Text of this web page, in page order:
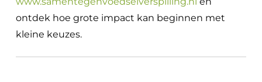
ontdek hoe grote impact kan beginnen met
kleine keuzes.